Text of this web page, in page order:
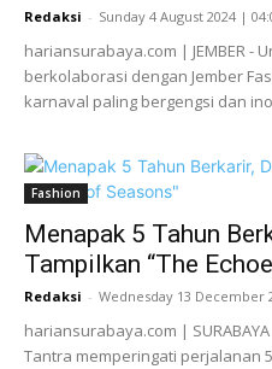
Redaksi - Sunday 4 August 2024 |
hariansurabaya.com | JEMBER -
berkolaborasi dengan Jember
karnaval paling bergengsi dan
Fashion
Menapak 5 Tahun
Tampilkan “The
Redaksi - Wednesday 13 December
hariansurabaya.com |
Tantra memperingati perjalanan